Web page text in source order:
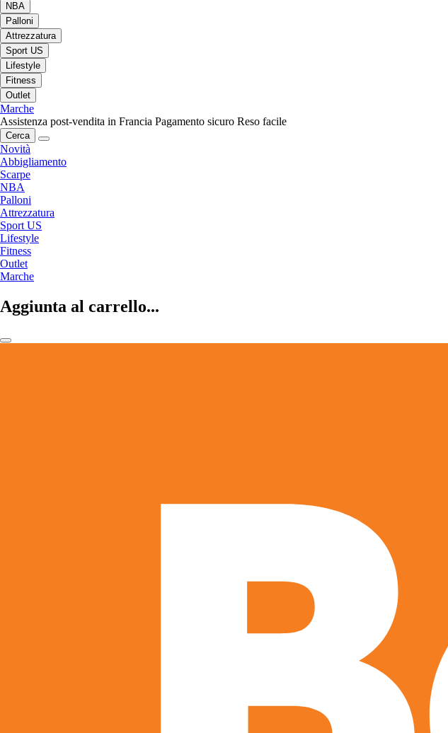
NBA
Palloni
Attrezzatura
Sport US
Lifestyle
Fitness
Outlet
Marche
Assistenza post-vendita in Francia Pagamento sicuro Reso facile
Cerca
Novità
Abbigliamento
Scarpe
NBA
Palloni
Attrezzatura
Sport US
Lifestyle
Fitness
Outlet
Marche
Aggiunta al carrello...